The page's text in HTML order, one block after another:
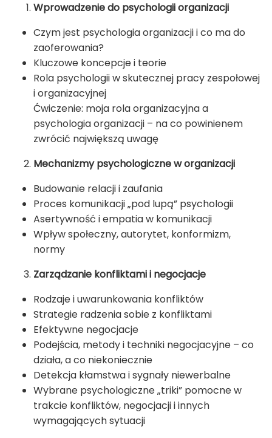
Wprowadzenie do psychologii organizacji
Czym jest psychologia organizacji i co ma do
zaoferowania?
Kluczowe koncepcje i teorie
Rola psychologii w skutecznej pracy zespołowej
i organizacyjnej
Ćwiczenie: moja rola organizacyjna a
psychologia organizacji – na co powinienem
zwrócić największą uwagę
Mechanizmy psychologiczne w organizacji
Budowanie relacji i zaufania
Proces komunikacji „pod lupą” psychologii
Asertywność i empatia w komunikacji
Wpływ społeczny, autorytet, konformizm,
normy
Zarządzanie konfliktami i negocjacje
Rodzaje i uwarunkowania konfliktów
Strategie radzenia sobie z konfliktami
Efektywne negocjacje
Podejścia, metody i techniki negocjacyjne – co
działa, a co niekoniecznie
Detekcja kłamstwa i sygnały niewerbalne
Wybrane psychologiczne „triki” pomocne w
trakcie konfliktów, negocjacji i innych
wymagających sytuacji